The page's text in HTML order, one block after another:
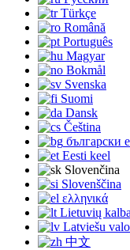
Türkçe
Română
Português
Magyar
Bokmål
Svenska
Suomi
Dansk
Čeština
български
Eesti keel
Slovenčina
Slovenščina
ελληνικά
Lietuvių
Latviešu
中文